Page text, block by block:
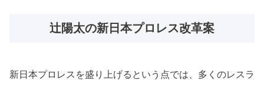
辻陽太の新日本プロレス改革案
新日本プロレスを盛り上げるという点では、多くのレスラ